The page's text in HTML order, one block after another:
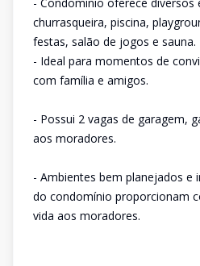
churrasqueira, piscina,
festas, salão de jogos e sauna.
- Ideal para momentos de
com família e amigos.
- Possui 2 vagas de garagem,
aos moradores.
- Ambientes bem planejados e
do condomínio proporcionam
vida aos moradores.